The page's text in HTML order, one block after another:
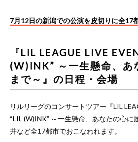
7月12日の新潟での公演を皮切りに全17
『LIL LEAGUE LIVE
(W)INK” ～一生懸命、あ
まで～』の日程・会場
リルリーグのコンサートツアー『LIL
“LIL (W)INK” ～一生懸命、あなたの心に
井など全17都市でおこなわれます。